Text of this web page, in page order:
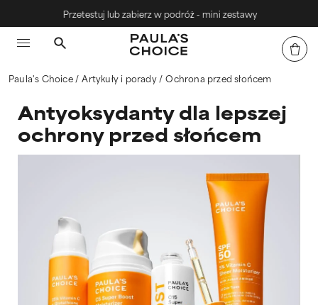
Przetestuj lub zabierz w podróż - mini zestawy
Paula's Choice Artykuły i porady Ochrona przed słońcem
Antyoksydanty dla lepszej
ochrony przed słońcem